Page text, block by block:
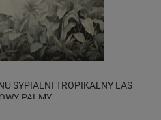
SYPIALNI TROPIKALNY LAS
PALMY